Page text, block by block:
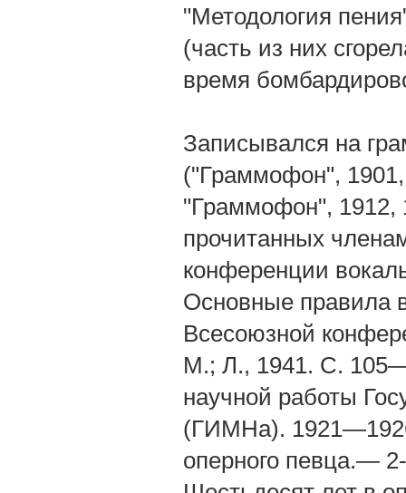
"Методология
(часть из них
время
Записывался на
("Граммофон",
"Граммофон", 1912,
прочитанных
конференции
Основные правила
Всесоюзной
М.; Л., 1941. С.
научной работы
(ГИМНа).
оперного певца.—